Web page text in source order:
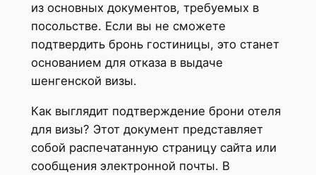
из основных документов, требуемых в
посольстве. Если вы не сможете
подтвердить бронь гостиницы, это станет
основанием для отказа в выдаче
шенгенской визы.
Как выглядит подтверждение брони отеля
для визы? Этот документ представляет
собой распечатанную страницу сайта или
сообщения электронной почты. В